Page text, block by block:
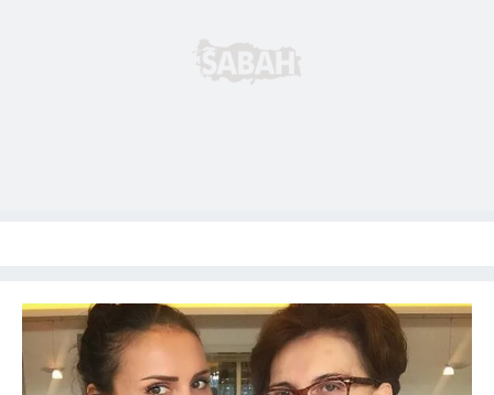
tıklayınız.